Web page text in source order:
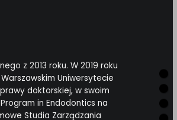
z 2013 roku. W 2019 roku
Uniwersytecie
doktorskiej, w swoim
in Endodontics na
Studia Zarządzania